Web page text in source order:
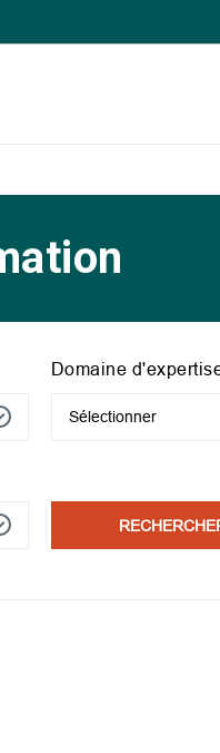
Domaine
Sélectionner